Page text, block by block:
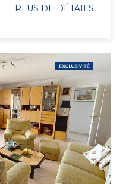
PLUS DE DÉTAILS